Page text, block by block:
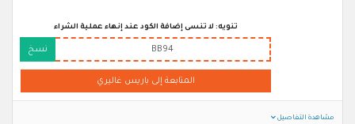
تنويه: لا تنسى إضافة الكود عند إنهاء عملية الشراء
BB94 نسخ
المتابعة إلى باريس غاليري
مشاهدة التفاصيل